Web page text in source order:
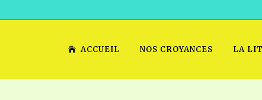
ACCUEIL NOS CROYANCES LA